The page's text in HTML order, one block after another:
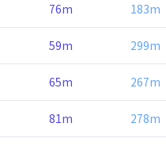
76m 183m
59m 299m
65m 267m
81m 278m